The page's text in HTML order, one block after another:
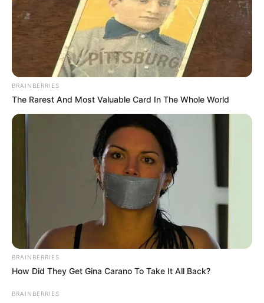
BRAINBERRIES
The Rarest And Most Valuable Card In The Whole World
BRAINBERRIES
How Did They Get Gina Carano To Take It All Back?
BRAINBERRIES